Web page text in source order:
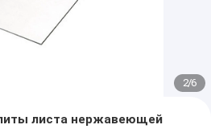
2/6
листа нержавеющей